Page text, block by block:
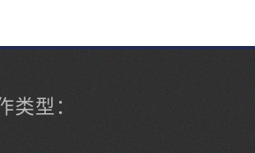
类型：